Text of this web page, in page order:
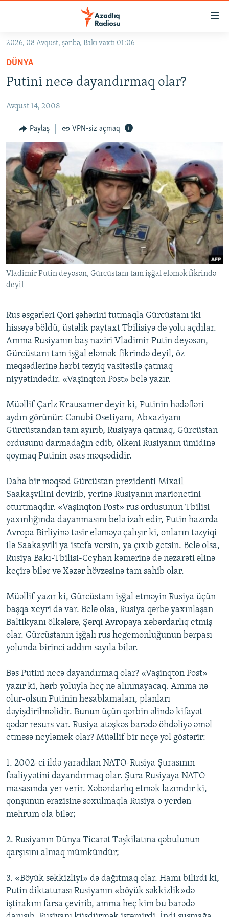
Əsas
qayıt
Əsas
qayıt
#ƏSLINDƏ
FƏRQƏ BAX
QANUNI DOĞRU
ARAŞDIRMA
MULTIMEDIA
VIDEO
FOTOQALEREYA
İNFOQRAFIKA
KARIKATURA
RADIO ARXIV
OXU ZALI
AZƏRBAYCAN ƏDƏBIYYATI KITABXANASI
İSLAM VƏ DEMOKRATIYA
İZ - MƏDƏNIYYƏT PROQRAMI
HAQQIMIZDA
MISSIYAMIZ
PEŞƏ ETIKASI VƏ JURNALISTIKA STANDARTLARIMIZ
MATERIALLARIMIZDAN ISTIFADƏ
BIZIMLƏ ƏLAQƏ
XƏBƏR BÜLLETENLƏRIMIZ
BIZI IZLƏ
2026, 08 Avqust, şənbə, Bakı vaxtı 01:06
DÜNYA
Putini necə dayandırmaq olar?
Avqust 14, 2008
Paylaş VPN-siz açmaq
Vladimir Putin deyəsən, Gürcüstanı tam işğal eləmək fikrində
deyil
Rus əsgərləri Qori şəhərini tutmaqla Gürcüstanı iki
hissəyə böldü, üstəlik paytaxt Tbilisiyə də yolu açdılar.
Amma Rusiyanın baş naziri Vladimir Putin deyəsən,
Gürcüstanı tam işğal eləmək fikrində deyil, öz
məqsədlərinə hərbi təzyiq vasitəsilə çatmaq
niyyətindədir. «Vaşinqton Post» belə yazır.
Müəllif Çarlz Krausamer deyir ki, Putinin hədəfləri
aydın görünür: Cənubi Osetiyanı, Abxaziyanı
Gürcüstandan tam ayırıb, Rusiyaya qatmaq, Gürcüstan
ordusunu darmadağın edib, ölkəni Rusiyanın ümidinə
qoymaq Putinin əsas məqsədidir.
Daha bir məqsəd Gürcüstan prezidenti Mixail
Saakaşvilini devirib, yerinə Rusiyanın marionetini
oturtmaqdır. «Vaşinqton Post» rus ordusunun Tbilisi
yaxınlığında dayanmasını belə izah edir, Putin hazırda
Avropa Birliyinə təsir eləməyə çalışır ki, onların təzyiqi
ilə Saakaşvili ya istefa versin, ya çıxıb getsin. Belə olsa,
Rusiya Bakı-Tbilisi-Ceyhan kəmərinə də nəzarəti əlinə
keçirə bilər və Xəzər hövzəsinə tam sahib olar.
Müəllif yazır ki, Gürcüstanı işğal etməyin Rusiya üçün
başqa xeyri də var. Belə olsa, Rusiya qərbə yaxınlaşan
Baltikyanı ölkələrə, Şərqi Avropaya xəbərdarlıq etmiş
olar. Gürcüstanın işğalı rus hegemonluğunun bərpası
yolunda birinci addım sayıla bilər.
Bəs Putini necə dayandırmaq olar? «Vaşinqton Post»
yazır ki, hərb yoluyla heç nə alınmayacaq. Amma nə
olur-olsun Putinin hesablamaları, planları
dəyişdirilməlidir. Bunun üçün qərbin əlində kifayət
qədər resurs var. Rusiya atəşkəs barədə öhdəliyə əməl
etməsə neyləmək olar? Müəllif bir neçə yol göstərir:
1. 2002-ci ildə yaradılan NATO-Rusiya Şurasının
fəaliyyətini dayandırmaq olar. Şura Rusiyaya NATO
masasında yer verir. Xəbərdarlıq etmək lazımdır ki,
qonşunun ərazisinə soxulmaqla Rusiya o yerdən
məhrum ola bilər;
2. Rusiyanın Dünya Ticarət Təşkilatına qəbulunun
qarşısını almaq mümkündür;
3. «Böyük səkkizliyi» də dağıtmaq olar. Hamı bilirdi ki,
Putin diktaturası Rusiyanın «böyük səkkizlik»də
iştirakını farsa çevirib, amma heç kim bu barədə